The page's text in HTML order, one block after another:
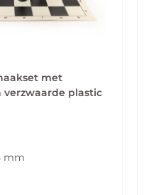
met
plastic
mm